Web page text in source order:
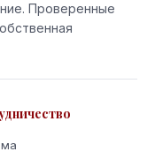
Проверенные